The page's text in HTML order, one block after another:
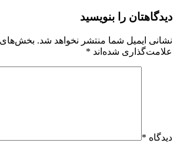
دیدگاهتان را بنویسید
نشانی ایمیل شما منتشر نخواهد شد. بخش‌های
علامت‌گذاری شده‌اند *
دیدگاه *